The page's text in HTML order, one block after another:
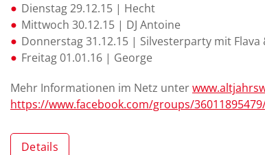
Dienstag 29.12.15 | Hecht
Mittwoch 30.12.15 | DJ Antoine
Donnerstag 31.12.15 | Silvesterparty mit Flava
Freitag 01.01.16 | George
Mehr Informationen im Netz unter
https://www.facebook.com/groups/
Details